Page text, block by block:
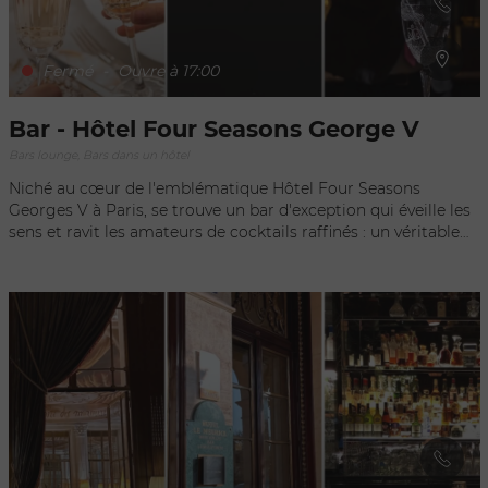
Fermé Ouvre à 17:00
Bar - Hôtel Four Seasons George V
Niché au cœur de l'emblématique Hôtel Four Seasons
Georges V à Paris, se trouve un bar d'exception qui éveille les
sens et ravit les amateurs de cocktails raffinés : un véritable
luxe à la française. Dès que l'on pénètre dans ce lieu
enchanteur, on est transporté dans un monde de beauté
intemporelle et de glamour. Les murs ornés de boiseries
délicates et de miroirs opulents reflètent la lueur dorée des
lustres étincelants, créant ainsi une atmosphère à la fois
sophistiquée et accueillante. Le bar du Four Seasons
Georges V est réputé pour son équipe de mixologues
talentueux qui repoussent constamment les limites de la
créativité pour proposer des cocktails uniques et exquis.